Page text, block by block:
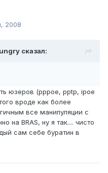
2008
сказал:
юзеров (pppoe, pptp, ipoe
вроде как более
все манипуляции с
на BRAS, ну я так.... чисто
сам себе буратин в